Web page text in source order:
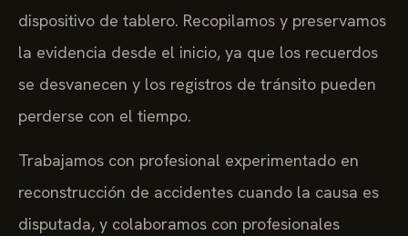
dispositivo de tablero. Recopilamos y preservamos
la evidencia desde el inicio, ya que los recuerdos
se desvanecen y los registros de tránsito pueden
perderse con el tiempo.
Trabajamos con profesional experimentado en
reconstrucción de accidentes cuando la causa es
disputada, y colaboramos con profesionales